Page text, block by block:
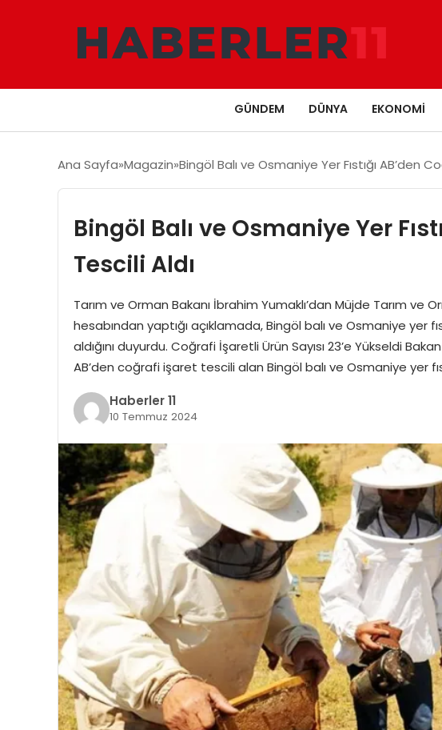
GÜNDEM DÜNYA EKONOMI
Ana Sayfa Magazin Bingöl Balı ve Osmaniye Yer Fıstığı AB’den
Bingöl Balı ve Osmaniye Yer
Tescili Aldı
Tarım ve Orman Bakanı İbrahim Yumaklı’dan Müjde Tarım ve
hesabından yaptığı açıklamada, Bingöl balı ve Osmaniye yer
aldığını duyurdu. Coğrafi İşaretli Ürün Sayısı 23’e Yükseldi
AB’den coğrafi işaret tescili alan Bingöl balı ve Osmaniye yer
Haberler 11
10 Temmuz 2024